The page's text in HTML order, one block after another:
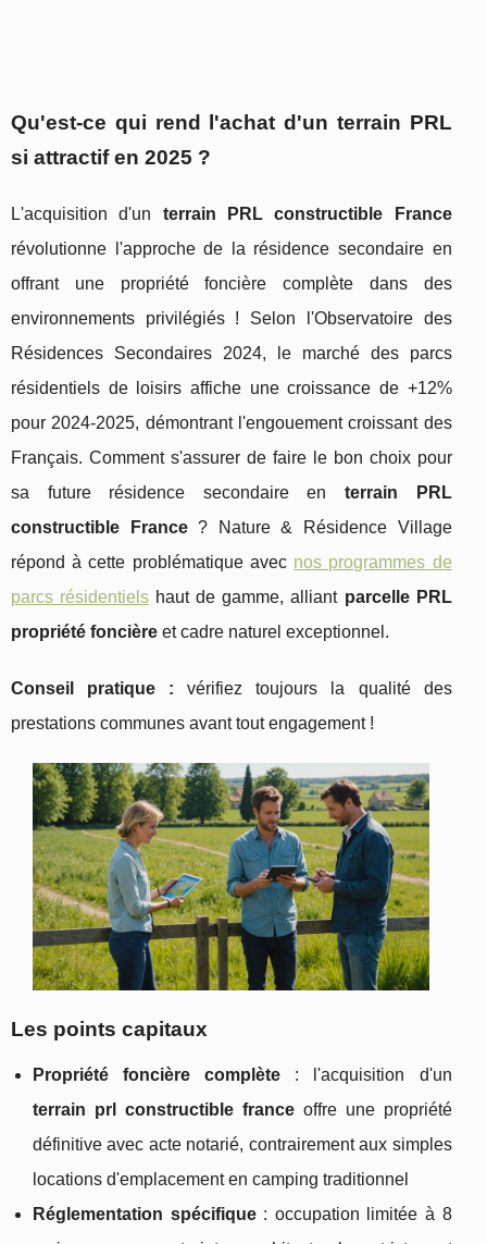
Qu'est-ce qui rend l'achat d'un terrain PRL
si attractif en 2025 ?
L'acquisition d'un terrain PRL constructible France
révolutionne l'approche de la résidence secondaire en
offrant une propriété foncière complète dans des
environnements privilégiés ! Selon l'Observatoire des
Résidences Secondaires 2024, le marché des parcs
résidentiels de loisirs affiche une croissance de +12%
pour 2024-2025, démontrant l'engouement croissant des
Français. Comment s'assurer de faire le bon choix pour
sa future résidence secondaire en terrain PRL
constructible France? Nature & Résidence Village
répond à cette problématique avec nos programmes de
parcs résidentiels haut de gamme, alliant parcelle PRL
propriété foncière et cadre naturel exceptionnel.
Conseil pratique : vérifiez toujours la qualité des
prestations communes avant tout engagement !
Les points capitaux
Propriété foncière complète : l'acquisition d'un
terrain prl constructible franceoffre une propriété
définitive avec acte notarié, contrairement aux simples
locations d'emplacement en camping traditionnel
Réglementation spécifique: occupation limitée à 8